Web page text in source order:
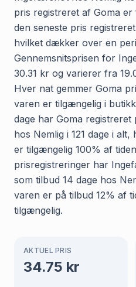
pris registreret af Goma
den seneste pris
hvilket dækker over en
Gennemsnitsprisen for
30.31 kr og varierer fra
Hver nat gemmer Goma
varen er tilgængelig i
dage har Goma
hos Nemlig i 121 dage i
er tilgængelig 100% af
prisregistreringer har
som tilbud 14 dage hos
varen er på tilbud 12% af
tilgængelig.
AKTUEL PRIS
34.75 kr